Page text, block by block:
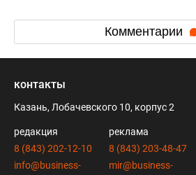
Комментарии
контакты
Казань, Лобачевского 10, корпус 2
редакция
8 (843) 202-12-10
info@business-
реклама
8 (843) 203-48-47
mir@business-